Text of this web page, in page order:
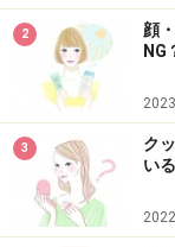
2
顔
NG
3
ク
い